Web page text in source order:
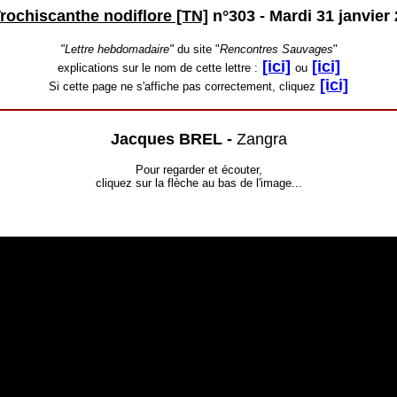
nodiflore [TN] n°303 - Mardi 31 janvier
"Lettre hebdomadaire" du site "Rencontres Sauvages"
explications sur le nom de cette lettre : [ici] ou [ici]
Si cette page ne s'affiche pas correctement, cliquez [ici]
Jacques BREL - Zangra
Pour regarder et écouter,
cliquez sur la flèche au bas de l'image...